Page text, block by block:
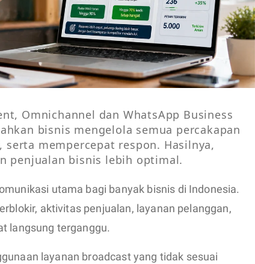
Omnichannel dan WhatsApp Business
bisnis mengelola semua percakapan
mempercepat respon. Hasilnya,
penjualan bisnis lebih optimal.
utama bagi banyak bisnis di Indonesia.
aktivitas penjualan, layanan pelanggan,
langsung terganggu.
layanan broadcast yang tidak sesuai